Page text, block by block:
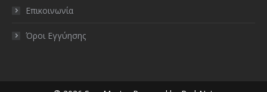
Επικοινωνία
Όροι Εγγύησης